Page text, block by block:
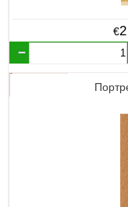
€2